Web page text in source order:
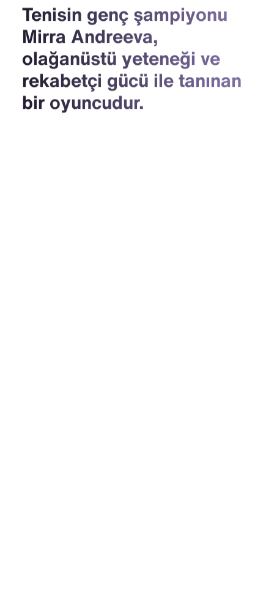
Tenisin genç şampiyonu
Mirra Andreeva,
olağanüstü yeteneği ve
rekabetçi gücü ile tanınan
bir oyuncudur.